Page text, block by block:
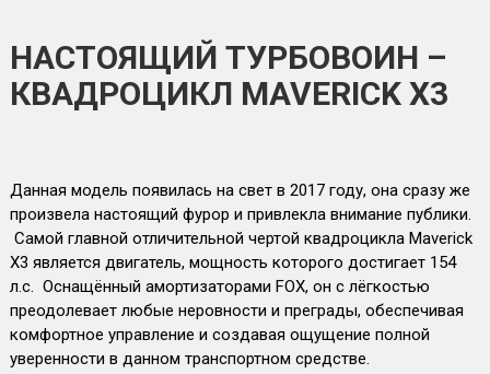
НАСТОЯЩИЙ ТУРБОВОИН –
КВАДРОЦИКЛ MAVERICK X3
Данная модель появилась на свет в 2017 году, она сразу же
произвела настоящий фурор и привлекла внимание публики.
Самой главной отличительной чертой квадроцикла Maverick
X3 является двигатель, мощность которого достигает 154
л.с. Оснащённый амортизаторами FOX, он с лёгкостью
преодолевает любые неровности и преграды, обеспечивая
комфортное управление и создавая ощущение полной
уверенности в данном транспортном средстве.